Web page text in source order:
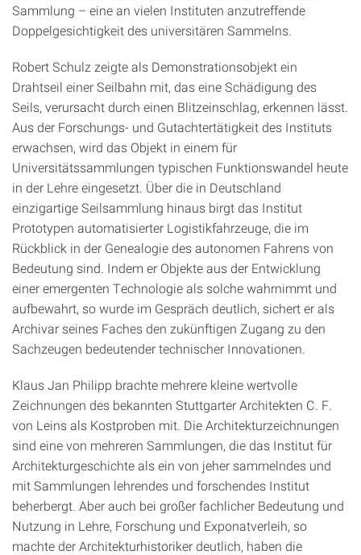
Sammlung – eine an vielen Instituten anzutreffende
Doppelgesichtigkeit des universitären Sammelns.
Robert Schulz zeigte als Demonstrationsobjekt ein
Drahtseil einer Seilbahn mit, das eine Schädigung des
Seils, verursacht durch einen Blitzeinschlag, erkennen lässt.
Aus der Forschungs- und Gutachtertätigkeit des Instituts
erwachsen, wird das Objekt in einem für
Universitätssammlungen typischen Funktionswandel heute
in der Lehre eingesetzt. Über die in Deutschland
einzigartige Seilsammlung hinaus birgt das Institut
Prototypen automatisierter Logistikfahrzeuge, die im
Rückblick in der Genealogie des autonomen Fahrens von
Bedeutung sind. Indem er Objekte aus der Entwicklung
einer emergenten Technologie als solche wahrnimmt und
aufbewahrt, so wurde im Gespräch deutlich, sichert er als
Archivar seines Faches den zukünftigen Zugang zu den
Sachzeugen bedeutender technischer Innovationen.
Klaus Jan Philipp brachte mehrere kleine wertvolle
Zeichnungen des bekannten Stuttgarter Architekten C. F.
von Leins als Kostproben mit. Die Architekturzeichnungen
sind eine von mehreren Sammlungen, die das Institut für
Architekturgeschichte als ein von jeher sammelndes und
mit Sammlungen lehrendes und forschendes Institut
beherbergt. Aber auch bei großer fachlicher Bedeutung und
Nutzung in Lehre, Forschung und Exponatverleih, so
machte der Architekturhistoriker deutlich, haben die